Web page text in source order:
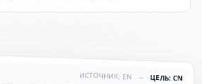
ИСТОЧНИК: EN → ЦЕЛЬ: CN